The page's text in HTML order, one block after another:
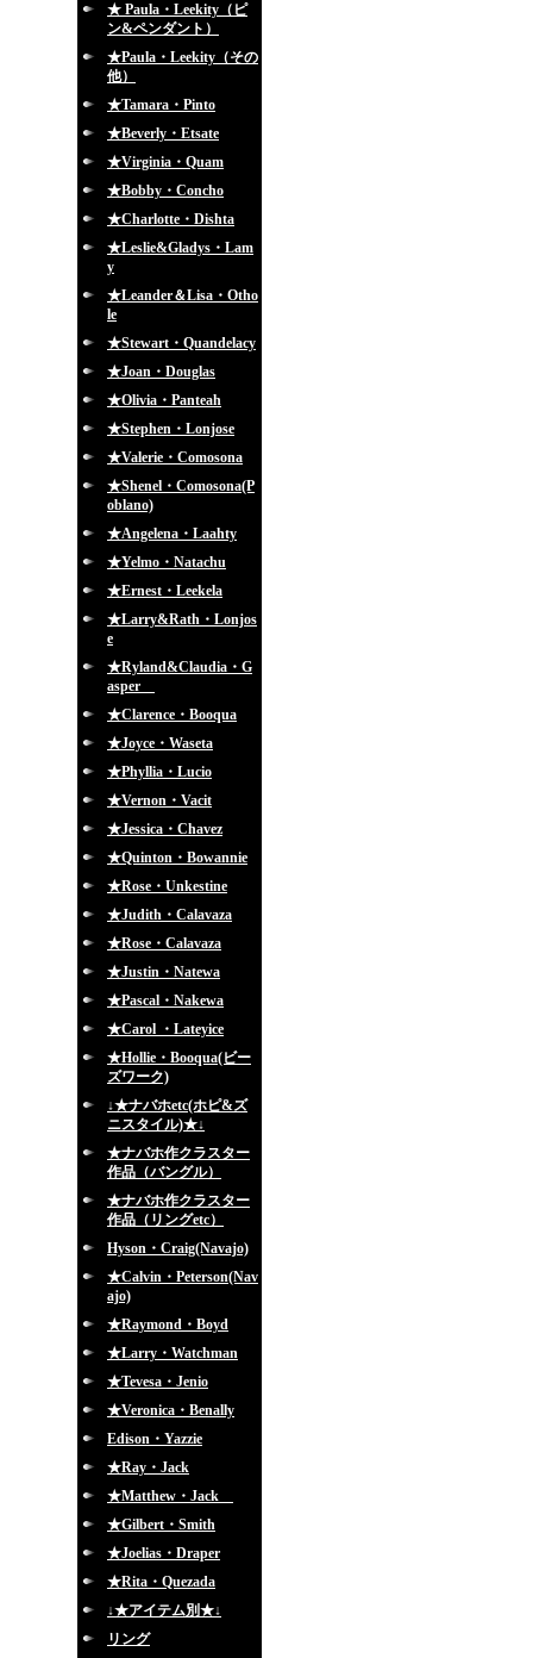
★ Paula・Leekity（ピ
ン&ペンダント）
★Paula・Leekity（その
他）
★Tamara・Pinto
★Beverly・Etsate
★Virginia・Quam
★Bobby・Concho
★Charlotte・Dishta
★Leslie&Gladys・Lam
y
★Leander＆Lisa・Otho
le
★Stewart・Quandelacy
★Joan・Douglas
★Olivia・Panteah
★Stephen・Lonjose
★Valerie・Comosona
★Shenel・Comosona(P
oblano)
★Angelena・Laahty
★Yelmo・Natachu
★Ernest・Leekela
★Larry&Rath・Lonjos
e
★Ryland&Claudia・G
asper
★Clarence・Booqua
★Joyce・Waseta
★Phyllia・Lucio
★Vernon・Vacit
★Jessica・Chavez
★Quinton・Bowannie
★Rose・Unkestine
★Judith・Calavaza
★Rose・Calavaza
★Justin・Natewa
★Pascal・Nakewa
★Carol ・Lateyice
★Hollie・Booqua(ビー
ズワーク)
↓★ナバホetc(ホピ&ズ
ニスタイル)★↓
★ナバホ作クラスター
作品（バングル）
★ナバホ作クラスター
作品（リングetc）
Hyson・Craig(Navajo)
★Calvin・Peterson(Nav
ajo)
★Raymond・Boyd
★Larry・Watchman
★Tevesa・Jenio
★Veronica・Benally
Edison・Yazzie
★Ray・Jack
★Matthew・Jack
★Gilbert・Smith
★Joelias・Draper
★Rita・Quezada
↓★アイテム別★↓
リング